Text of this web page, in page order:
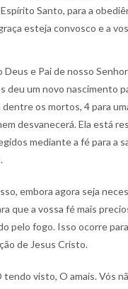
Santo, para a
esteja convosco e a
Deus e Pai de nosso
deu um novo nascimento
os mortos, 4 para
desvanecerá. Ela está
mediante a fé para a
embora agora seja
que a vossa fé mais
pelo fogo. Isso ocorre
de Jesus Cristo.
tendo visto, O amais. Vós